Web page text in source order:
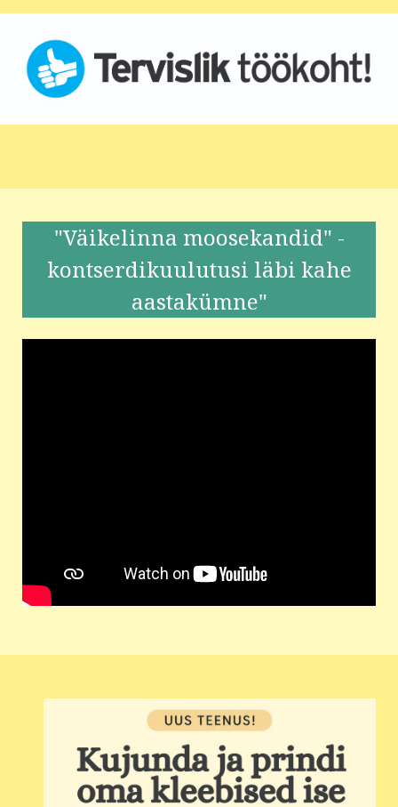
"Väikelinna moosekandid" -
kontserdikuulutusi läbi kahe
aastakümne"